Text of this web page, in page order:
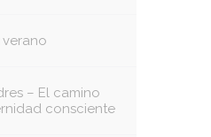
– El camino
consciente